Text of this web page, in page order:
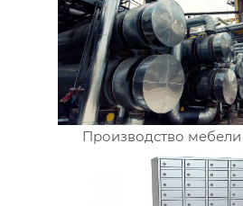
Производство мебели